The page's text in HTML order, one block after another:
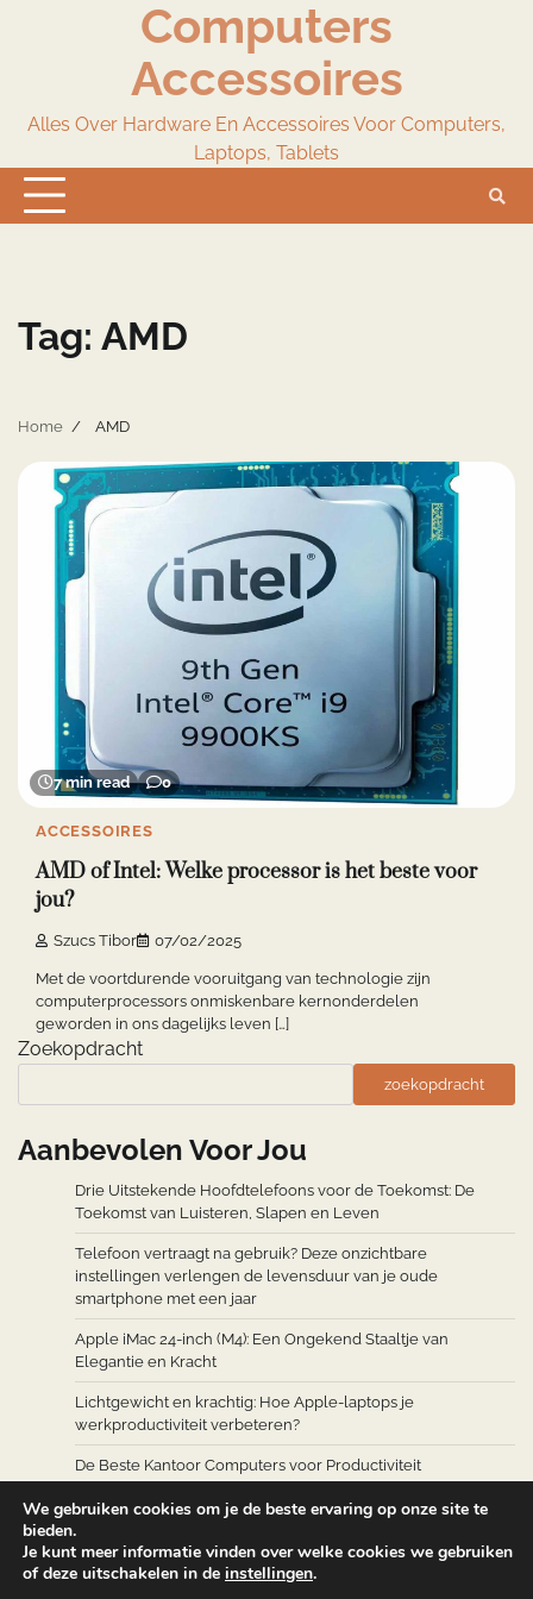
Computers
Accessoires
Alles Over Hardware En Accessoires Voor Computers,
Laptops, Tablets
Tag: AMD
Home AMD
7 min read 0
ACCESSOIRES
AMD of Intel: Welke processor is het beste voor
jou?
Szucs Tibor 07/02/2025
Met de voortdurende vooruitgang van technologie zijn
computerprocessors onmiskenbare kernonderdelen
geworden in ons dagelijks leven […]
Zoekopdracht
zoekopdracht
Aanbevolen Voor Jou
Drie Uitstekende Hoofdtelefoons voor de Toekomst: De
Toekomst van Luisteren, Slapen en Leven
Telefoon vertraagt na gebruik? Deze onzichtbare
instellingen verlengen de levensduur van je oude
smartphone met een jaar
Apple iMac 24-inch (M4): Een Ongekend Staaltje van
Elegantie en Kracht
Lichtgewicht en krachtig: Hoe Apple-laptops je
werkproductiviteit verbeteren?
De Beste Kantoor Computers voor Productiviteit
We gebruiken cookies om je de beste ervaring op onze site te
bieden.
Je kunt meer informatie vinden over welke cookies we gebruiken
of deze uitschakelen in de instellingen.